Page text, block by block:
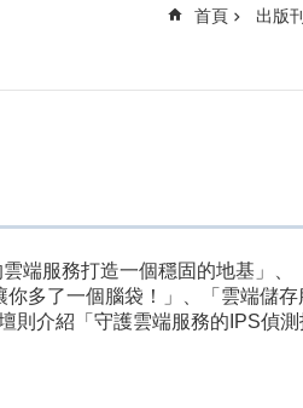
首頁 出版
端服務打造一個穩固的地基」、
多了一個腦袋！」、「雲端儲
介紹「守護雲端服務的IPS偵